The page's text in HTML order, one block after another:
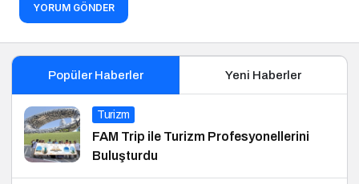
YORUM GÖNDER
Popüler Haberler Yeni Haberler
Turizm
FAM Trip ile Turizm Profesyonellerini
Buluşturdu